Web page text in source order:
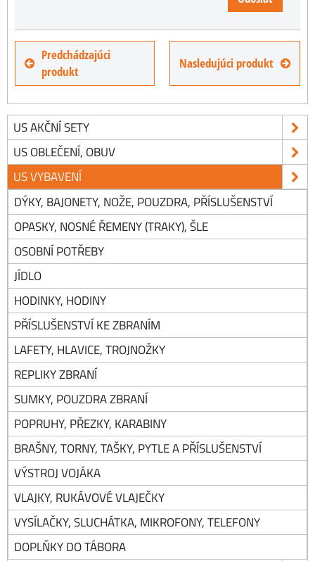
Predchádzajúci
produkt
Nasledujúci produkt
US AKČNÍ SETY
US OBLEČENÍ, OBUV
US VYBAVENÍ
DÝKY, BAJONETY, NOŽE, POUZDRA, PŘÍSLUŠENSTVÍ
OPASKY, NOSNÉ ŘEMENY (TRAKY), ŠLE
OSOBNÍ POTŘEBY
JÍDLO
HODINKY, HODINY
PŘÍSLUŠENSTVÍ KE ZBRANÍM
LAFETY, HLAVICE, TROJNOŽKY
REPLIKY ZBRANÍ
SUMKY, POUZDRA ZBRANÍ
POPRUHY, PŘEZKY, KARABINY
BRAŠNY, TORNY, TAŠKY, PYTLE A PŘÍSLUŠENSTVÍ
VÝSTROJ VOJÁKA
VLAJKY, RUKÁVOVÉ VLAJEČKY
VYSÍLAČKY, SLUCHÁTKA, MIKROFONY, TELEFONY
DOPLŇKY DO TÁBORA